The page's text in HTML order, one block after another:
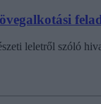
leletről szóló